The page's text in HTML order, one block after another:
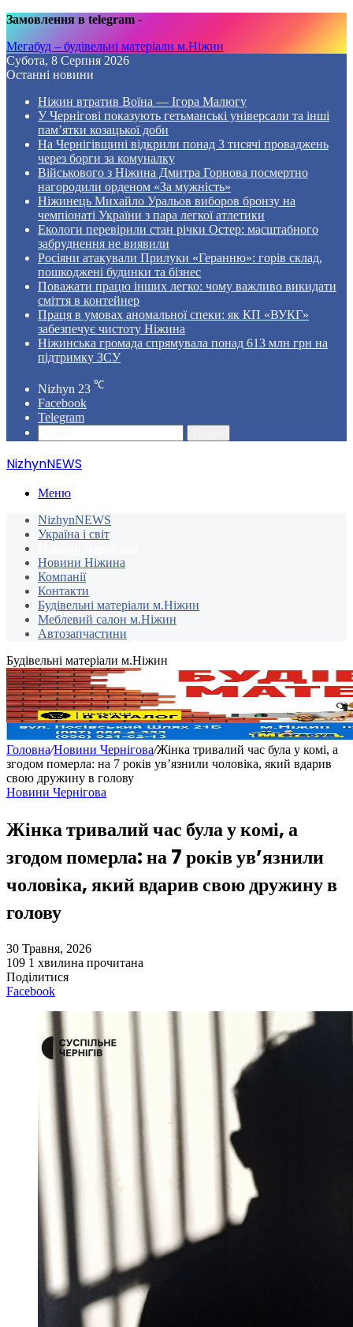
Замовлення в telegram -
Мегабуд – будівельні матеріали м.Ніжин
Субота, 8 Серпня 2026
Останні новини
Ніжин втратив Воїна — Ігора Малюгу
У Чернігові показують гетьманські універсали та інші
пам’ятки козацької доби
На Чернігівщині відкрили понад 3 тисячі проваджень
через борги за комуналку
Військового з Ніжина Дмитра Горнова посмертно
нагородили орденом «За мужність»
Ніжинець Михайло Уральов виборов бронзу на
чемпіонаті України з пара легкої атлетики
Екологи перевірили стан річки Остер: масштабного
забруднення не виявили
Росіяни атакували Прилуки «Геранню»: горів склад,
пошкоджені будинки та бізнес
Поважати працю інших легко: чому важливо викидати
сміття в контейнер
Праця в умовах аномальної спеки: як КП «ВУКГ»
забезпечує чистоту Ніжина
Ніжинська громада спрямувала понад 613 млн грн на
підтримку ЗСУ
Nizhyn 23 ℃
Facebook
Telegram
NizhynNEWS
Меню
NizhynNEWS
Україна і світ
Новини Ніжина
Компанії
Контакти
Будівельні матеріали м.Ніжин
Меблевий салон м.Ніжин
Автозапчастини
Будівельні матеріали м.Ніжин
Головна/Новини Чернігова/Жінка тривалий час була у комі, а
згодом померла: на 7 років ув’язнили чоловіка, який вдарив
свою дружину в голову
Новини Чернігова
Жінка тривалий час була у комі, а
згодом померла: на 7 років ув’язнили
чоловіка, який вдарив свою дружину в
голову
30 Травня, 2026
109 1 хвилина прочитана
Поділитися
Facebook